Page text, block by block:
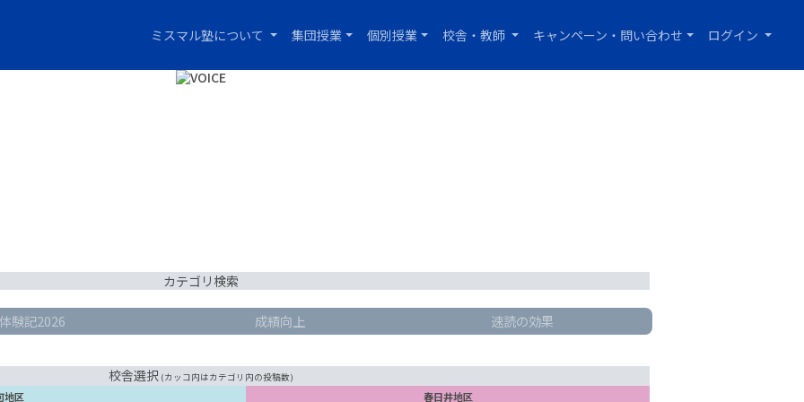
ミスマル塾について 集団授業 個別授業 校舎・教師 キャンペーン・問い合わせ ログイン
カテゴリ検索
験記2026 成績向上 速読の効果
校舎選択 (カッコ内はカテゴリ内の投稿数)
地区
春日井地区